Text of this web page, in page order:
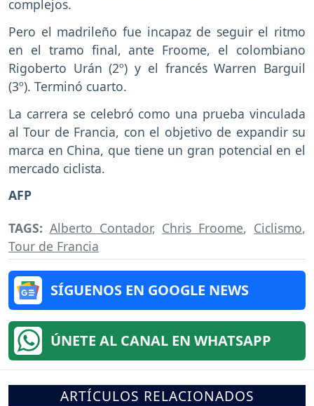
complejos.
Pero el madrileño fue incapaz de seguir el ritmo
en el tramo final, ante Froome, el colombiano
Rigoberto Urán (2º) y el francés Warren Barguil
(3º). Terminó cuarto.
La carrera se celebró como una prueba vinculada
al Tour de Francia, con el objetivo de expandir su
marca en China, que tiene un gran potencial en el
mercado ciclista.
AFP
TAGS: Alberto Contador, Chris Froome, Ciclismo,
Tour de Francia
SÍGUENOS EN GOOGLE NEWS
ÚNETE AL CANAL EN WHATSAPP
ARTÍCULOS RELACIONADOS